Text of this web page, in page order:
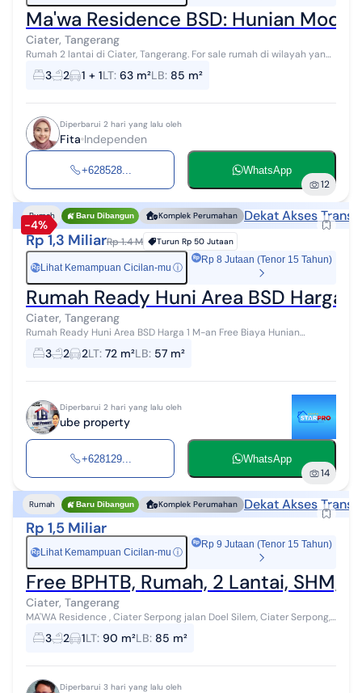
Ma'wa Residence BSD: Hunian
Ciater, Tangerang
Rumah 2 lantai di Ciater, Tangerang. For sale rumah di wilayah yang
tenang. Properti 2 lantai ini berada di lingkungan strategis.
Spesifikasinya ...
3 2 1 + 1LT: 63 m²LB: 85 m²
Diperbarui 2 hari yang lalu oleh
Fita Independen
+628528... WhatsApp
12
-4%
Rumah Baru Dibangun Komplek Perumahan Dekat Akses
Rp 1,3 MiliarRp 1.4 M Turun Rp 50 Jutaan
Rp Lihat Kemampuan Cicilan-mu ⓘ
Rp 8 Jutaan (Tenor 15 Tahun)
Rumah Ready Huni Area BSD Harga
Ciater, Tangerang
Rumah Ready Huni Area BSD Harga 1 M-an Free Biaya Hunian
modern 2 lantai dengan lokasi strategis dekat BSD, cocok untuk
tempat tinggal keluarga ma...
3 2 2LT: 72 m²LB: 57 m²
Diperbarui 2 hari yang lalu oleh
ube property
+628129... WhatsApp
14
Rumah Baru Dibangun Komplek Perumahan Dekat Akses
Rp 1,5 Miliar
Rp Lihat Kemampuan Cicilan-mu ⓘ
Rp 9 Jutaan (Tenor 15 Tahun)
Free BPHTB, Rumah, 2 Lantai, SHM,
Ciater, Tangerang
MA'WA Residence , Ciater Serpong jalan Doel Silem, Ciater Serpong,
BSD. 5 mnt exit tol Ciater Serpong 5 mnt Central bisnis BSD City 10
mnt Cent...
3 2 1LT: 90 m²LB: 85 m²
Diperbarui 3 hari yang lalu oleh